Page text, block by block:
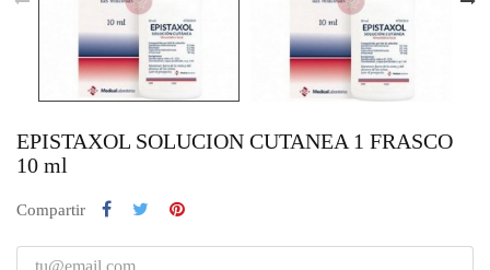
EPISTAXOL SOLUCION CUTANEA 1 FRASCO
10 ml
Compartir